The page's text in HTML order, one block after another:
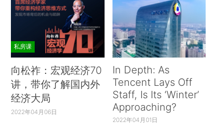
私房课
向松祚：宏观经济70
讲，带你了解国内外
经济大局
2022年04月06日
In Depth: As
Tencent Lays Off
Staff, Is Its ‘Winter’
Approaching?
2022年04月01日